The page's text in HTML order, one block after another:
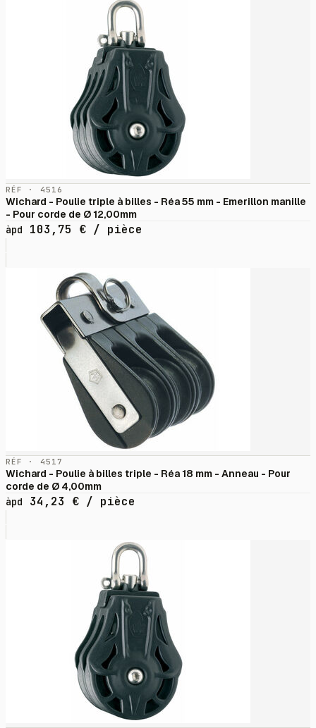
RÉF · 4516
Wichard - Poulie triple à billes - Réa 55 mm - Emerillon manille
- Pour corde de Ø 12,00mm
àpd
103,75 € / pièce
RÉF · 4517
Wichard - Poulie à billes triple - Réa 18 mm - Anneau - Pour
corde de Ø 4,00mm
àpd
34,23 € / pièce